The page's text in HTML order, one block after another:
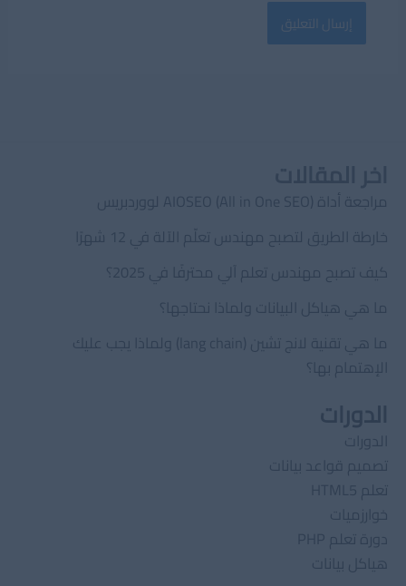
مراجعة أداة AIOSEO (All in One SEO) لووردبريس
خارطة الطريق لتصبح مهندس تعلّم الآلة في 12 شهرًا
كيف تصبح مهندس تعلم آلي محترفًا في 2025؟
ما هي هياكل البيانات ولماذا نحتاجها؟
ما هي تقنية لانج تشين (lang chain) ولماذا يجب عليك
الإهتمام بها؟
الدورات
الدورات
تصميم قواعد بيانات
تعلم HTML5
خوارزميات
دورة تعلم PHP
هياكل بيانات